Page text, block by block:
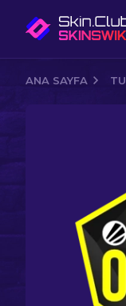
ANA SAYFA